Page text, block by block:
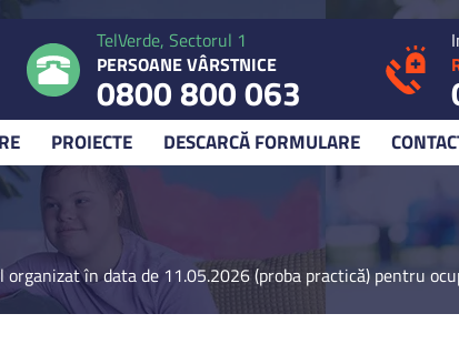
PROIECTE DESCARCĂ FORMULARE
TelVerde, Sectorul 1
PERSOANE VÂRSTNICE
0800 800 063
în data de 11.05.2026 (proba practică) pentru